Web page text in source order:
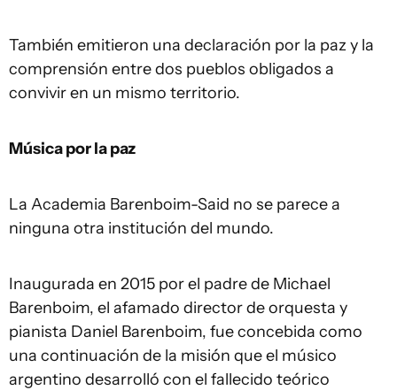
También emitieron una declaración por la paz y la
comprensión entre dos pueblos obligados a
convivir en un mismo territorio.
Música por la paz
La Academia Barenboim-Said no se parece a
ninguna otra institución del mundo.
Inaugurada en 2015 por el padre de Michael
Barenboim, el afamado director de orquesta y
pianista Daniel Barenboim, fue concebida como
una continuación de la misión que el músico
argentino desarrolló con el fallecido teórico